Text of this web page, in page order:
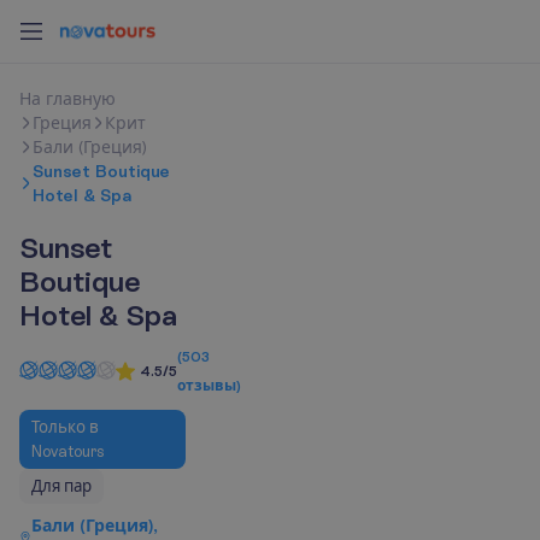
На главную
Греция
Крит
Бали (Греция)
Sunset Boutique
Hotel & Spa
Sunset
Boutique
Hotel & Spa
4.5/5
(503
отзывы)
Только в
Novatours
Для пар
Бали (Греция),